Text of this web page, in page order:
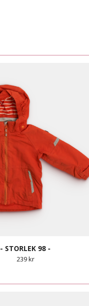
- STORLEK 98 -
239 kr